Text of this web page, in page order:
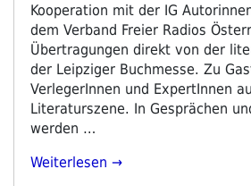
Kooperation mit der IG
dem Verband Freier Radios
Übertragungen direkt von der
der Leipziger Buchmesse. Zu
VerlegerInnen und ExpertInnen
Literaturszene. In Gesprächen
werden …
„19
Weiterlesen